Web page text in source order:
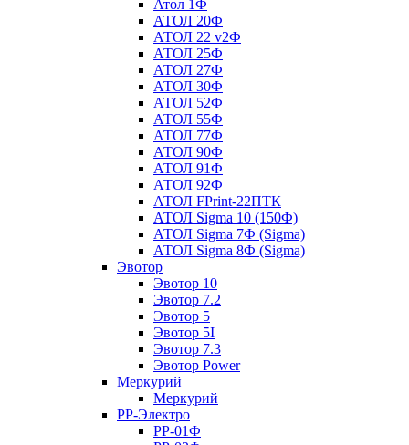
Атол 1Ф
АТОЛ 20Ф
АТОЛ 22 v2Ф
АТОЛ 25Ф
АТОЛ 27Ф
АТОЛ 30Ф
АТОЛ 52Ф
АТОЛ 55Ф
АТОЛ 77Ф
АТОЛ 90Ф
АТОЛ 91Ф
АТОЛ 92Ф
АТОЛ FPrint-22ПТК
АТОЛ Sigma 10 (150Ф)
АТОЛ Sigma 7Ф (Sigma)
АТОЛ Sigma 8Ф (Sigma)
Эвотор
Эвотор 10
Эвотор 7.2
Эвотор 5
Эвотор 5I
Эвотор 7.3
Эвотор Power
Меркурий
Меркурий
РР-Электро
РР-01Ф